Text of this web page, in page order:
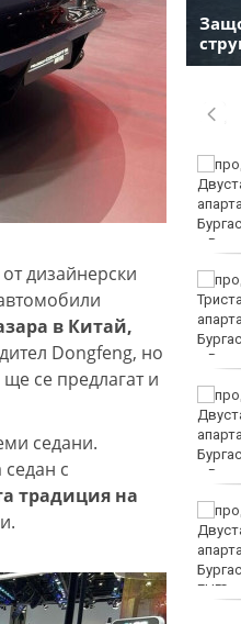
дизайнерски
в Китай,
Dongfeng, но
се предлагат и
седани.
с
традиция на
Без ток във Варна на 6
август 2026
и спортът по
днес (6 август)
Виц на деня - 6 август
21 ранени при
у нас през
EUR